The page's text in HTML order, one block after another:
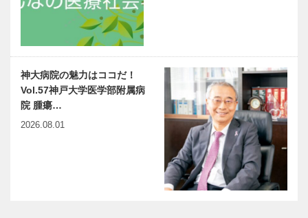
神大病院の魅力はココだ！
Vol.57神戸大学医学部附属病
院 腫瘍…
2026.08.01